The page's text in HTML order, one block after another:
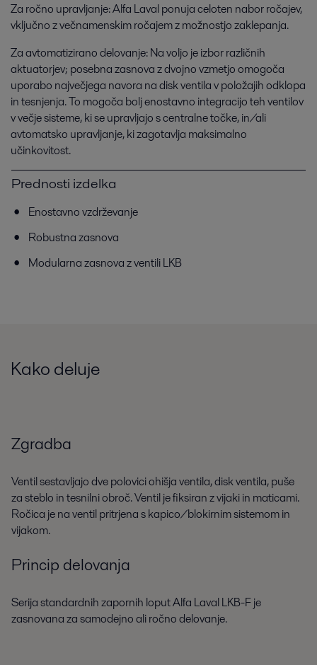
Za ročno upravljanje: Alfa Laval ponuja celoten nabor ročajev,
vključno z večnamenskim ročajem z možnostjo zaklepanja.
Za avtomatizirano delovanje: Na voljo je izbor različnih
aktuatorjev; posebna zasnova z dvojno vzmetjo omogoča
uporabo največjega navora na disk ventila v položajih odklopa
in tesnjenja. To mogoča bolj enostavno integracijo teh ventilov
v večje sisteme, ki se upravljajo s centralne točke, in/ali
avtomatsko upravljanje, ki zagotavlja maksimalno
učinkovitost.
Prednosti izdelka
Enostavno vzdrževanje
Robustna zasnova
Modularna zasnova z ventili LKB
Kako deluje
Zgradba
Ventil sestavljajo dve polovici ohišja ventila, disk ventila, puše
za steblo in tesnilni obroč. Ventil je fiksiran z vijaki in maticami.
Ročica je na ventil pritrjena s kapico/blokirnim sistemom in
vijakom.
Princip delovanja
Serija standardnih zapornih loput Alfa Laval LKB-F je
zasnovana za samodejno ali ročno delovanje.